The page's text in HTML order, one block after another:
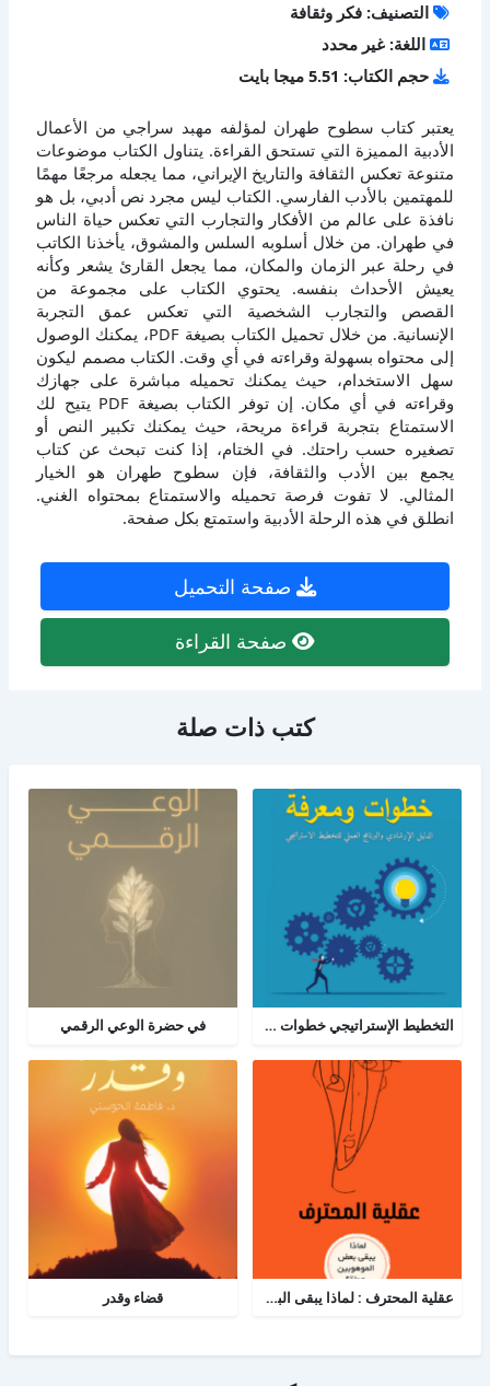
التصنيف: فكر وثقافة
اللغة: غير محدد
حجم الكتاب: 5.51 ميجا بايت
يعتبر كتاب سطوح طهران لمؤلفه مهبد سراجي من الأعمال
الأدبية المميزة التي تستحق القراءة. يتناول الكتاب موضوعات
متنوعة تعكس الثقافة والتاريخ الإيراني، مما يجعله مرجعًا مهمًا
للمهتمين بالأدب الفارسي. الكتاب ليس مجرد نص أدبي، بل هو
نافذة على عالم من الأفكار والتجارب التي تعكس حياة الناس
في طهران. من خلال أسلوبه السلس والمشوق، يأخذنا الكاتب
في رحلة عبر الزمان والمكان، مما يجعل القارئ يشعر وكأنه
يعيش الأحداث بنفسه. يحتوي الكتاب على مجموعة من
القصص والتجارب الشخصية التي تعكس عمق التجربة
الإنسانية. من خلال تحميل الكتاب بصيغة PDF، يمكنك الوصول
إلى محتواه بسهولة وقراءته في أي وقت. الكتاب مصمم ليكون
سهل الاستخدام، حيث يمكنك تحميله مباشرة على جهازك
وقراءته في أي مكان. إن توفر الكتاب بصيغة PDF يتيح لك
الاستمتاع بتجربة قراءة مريحة، حيث يمكنك تكبير النص أو
تصغيره حسب راحتك. في الختام، إذا كنت تبحث عن كتاب
يجمع بين الأدب والثقافة، فإن سطوح طهران هو الخيار
المثالي. لا تفوت فرصة تحميله والاستمتاع بمحتواه الغني.
انطلق في هذه الرحلة الأدبية واستمتع بكل صفحة.
صفحة التحميل
صفحة القراءة
كتب ذات صلة
التخطيط الإستراتيجي خطوات ومعرفة: الدليل الإرشادي والبرنامج العملي للتخطيط في حضرة الوعي الرقمي
عقلية المحترف : لماذا يبقى البعض هواة رغم الموهبة؟ قضاء وقدر